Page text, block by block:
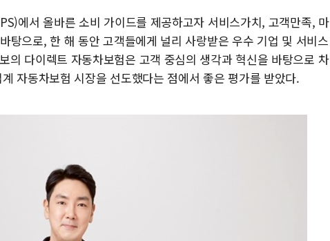
에서 올바른 소비 가이드를 제공하고자 서비스가치, 고객만족, 마
탕으로, 한 해 동안 고객들에게 널리 사랑받은 우수 기업 및 서비스
의 다이렉트 자동차보험은 고객 중심의 생각과 혁신을 바탕으로 차
자동차보험 시장을 선도했다는 점에서 좋은 평가를 받았다.